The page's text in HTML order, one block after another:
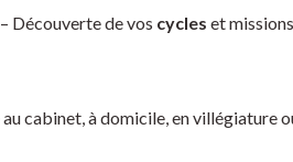
Découverte de vos cycles et
cabinet, à domicile, en villégiature